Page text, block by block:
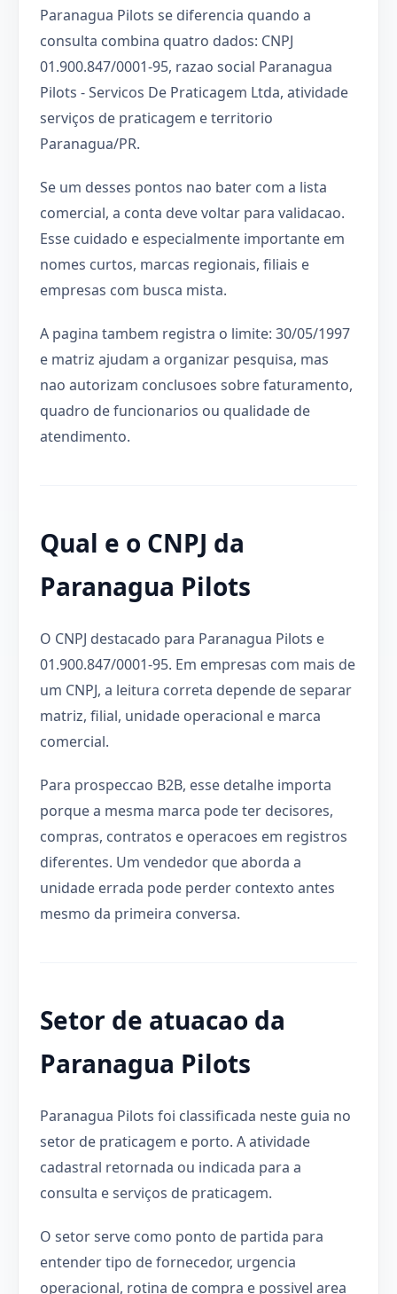
Paranagua Pilots se diferencia quando a
consulta combina quatro dados: CNPJ
01.900.847/0001-95, razao social Paranagua
Pilots - Servicos De Praticagem Ltda, atividade
serviços de praticagem e territorio
Paranagua/PR.
Se um desses pontos nao bater com a lista
comercial, a conta deve voltar para validacao.
Esse cuidado e especialmente importante em
nomes curtos, marcas regionais, filiais e
empresas com busca mista.
A pagina tambem registra o limite: 30/05/1997
e matriz ajudam a organizar pesquisa, mas
nao autorizam conclusoes sobre faturamento,
quadro de funcionarios ou qualidade de
atendimento.
Qual e o CNPJ da
Paranagua Pilots
O CNPJ destacado para Paranagua Pilots e
01.900.847/0001-95. Em empresas com mais de
um CNPJ, a leitura correta depende de separar
matriz, filial, unidade operacional e marca
comercial.
Para prospeccao B2B, esse detalhe importa
porque a mesma marca pode ter decisores,
compras, contratos e operacoes em registros
diferentes. Um vendedor que aborda a
unidade errada pode perder contexto antes
mesmo da primeira conversa.
Setor de atuacao da
Paranagua Pilots
Paranagua Pilots foi classificada neste guia no
setor de praticagem e porto. A atividade
cadastral retornada ou indicada para a
consulta e serviços de praticagem.
O setor serve como ponto de partida para
entender tipo de fornecedor, urgencia
operacional, rotina de compra e possivel area